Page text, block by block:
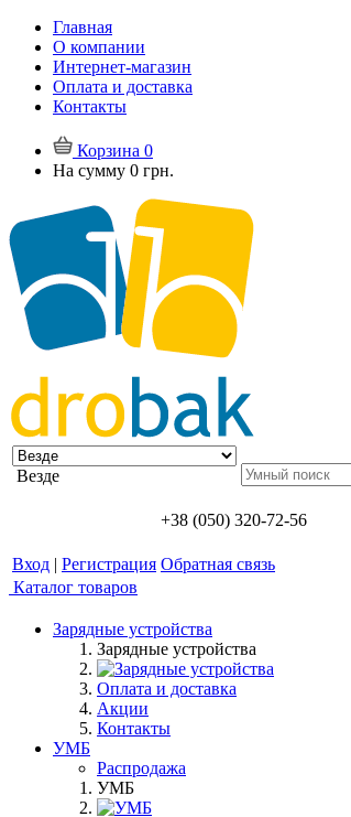
Главная
О компании
Интернет-магазин
Оплата и доставка
Контакты
Корзина 0
На сумму 0 грн.
Везде
+38 (050) 320-72-56
Вход | Регистрация Обратная связь
Каталог товаров
Зарядные устройства
Зарядные устройства
Оплата и доставка
Акции
Контакты
УМБ
Распродажа
УМБ